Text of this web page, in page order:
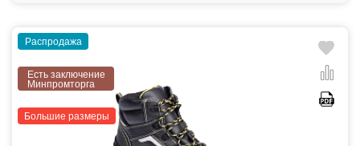
Распродажа
Есть заключение
Минпромторга
Большие размеры